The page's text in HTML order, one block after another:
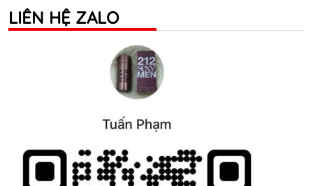
LIÊN HỆ ZALO